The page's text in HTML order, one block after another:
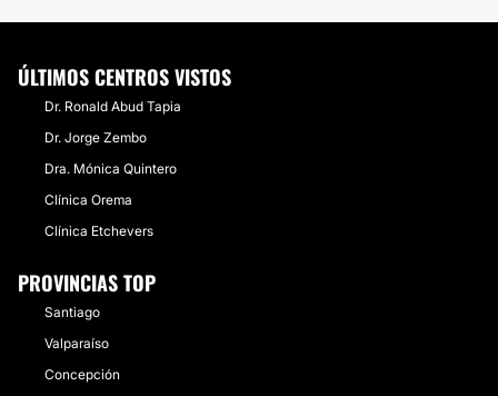
ÚLTIMOS CENTROS VISTOS
Dr. Ronald Abud Tapia
Dr. Jorge Zembo
Dra. Mónica Quintero
Clínica Orema
Clínica Etchevers
PROVINCIAS TOP
Santiago
Valparaíso
Concepción